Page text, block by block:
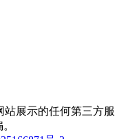
站展示的任何第三方服